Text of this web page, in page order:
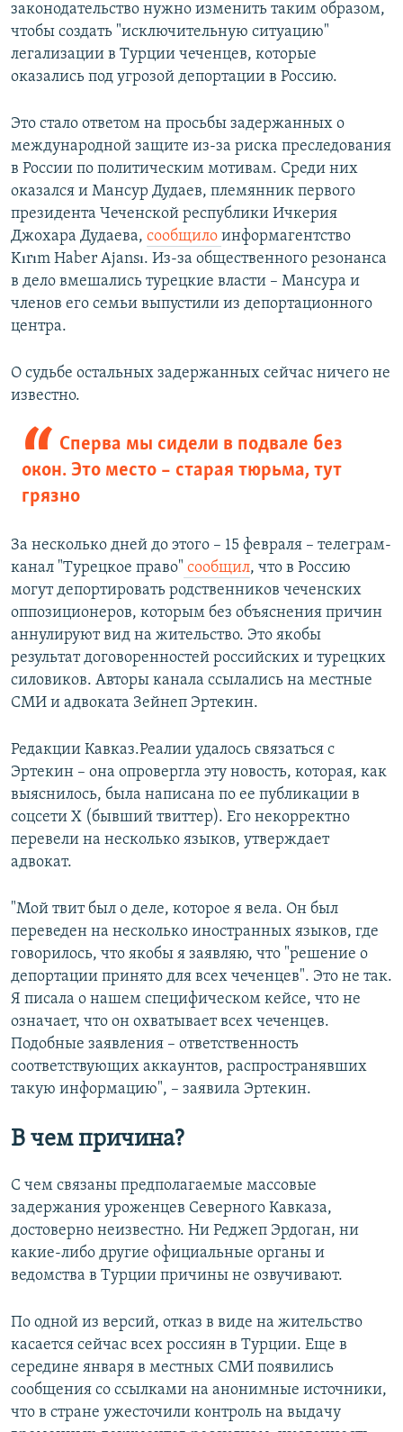
законодательство нужно изменить таким образом,
чтобы создать "исключительную ситуацию"
легализации в Турции чеченцев, которые
оказались под угрозой депортации в Россию.
Это стало ответом на просьбы задержанных о
международной защите из-за риска преследования
в России по политическим мотивам. Среди них
оказался и Мансур Дудаев, племянник первого
президента Чеченской республики Ичкерия
Джохара Дудаева, сообщило информагентство
Kırım Haber Ajansı. Из-за общественного резонанса
в дело вмешались турецкие власти – Мансура и
членов его семьи выпустили из депортационного
центра.
О судьбе остальных задержанных сейчас ничего не
известно.
Сперва мы сидели в подвале без
окон. Это место – старая тюрьма, тут
грязно
За несколько дней до этого – 15 февраля – телеграм-
канал "Турецкое право" сообщил, что в Россию
могут депортировать родственников чеченских
оппозиционеров, которым без объяснения причин
аннулируют вид на жительство. Это якобы
результат договоренностей российских и турецких
силовиков. Авторы канала ссылались на местные
СМИ и адвоката Зейнеп Эртекин.
Редакции Кавказ.Реалии удалось связаться с
Эртекин – она опровергла эту новость, которая, как
выяснилось, была написана по ее публикации в
соцсети Х (бывший твиттер). Его некорректно
перевели на несколько языков, утверждает
адвокат.
"Мой твит был о деле, которое я вела. Он был
переведен на несколько иностранных языков, где
говорилось, что якобы я заявляю, что "решение о
депортации принято для всех чеченцев". Это не так.
Я писала о нашем специфическом кейсе, что не
означает, что он охватывает всех чеченцев.
Подобные заявления – ответственность
соответствующих аккаунтов, распространявших
такую информацию", – заявила Эртекин.
В чем причина?
С чем связаны предполагаемые массовые
задержания уроженцев Северного Кавказа,
достоверно неизвестно. Ни Реджеп Эрдоган, ни
какие-либо другие официальные органы и
ведомства в Турции причины не озвучивают.
По одной из версий, отказ в виде на жительство
касается сейчас всех россиян в Турции. Еще в
середине января в местных СМИ появились
сообщения со ссылками на анонимные источники,
что в стране ужесточили контроль на выдачу